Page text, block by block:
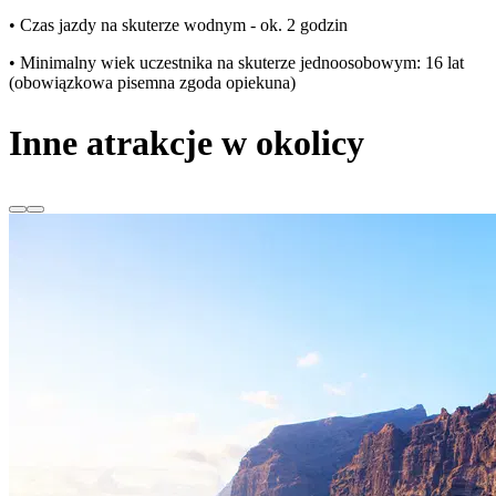
• Czas jazdy na skuterze wodnym - ok. 2 godzin
• Minimalny wiek uczestnika na skuterze jednoosobowym: 16 lat
(obowiązkowa pisemna zgoda opiekuna)
Inne atrakcje w okolicy